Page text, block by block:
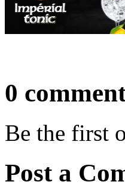
0
Be the first
Post a